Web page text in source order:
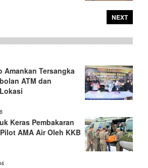
NEXT
Amankan Tersangka
ATM dan
Keras Pembakaran
AMA Air Oleh KKB